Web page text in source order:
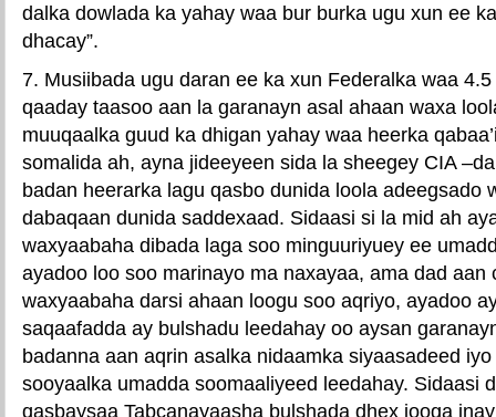
dalka dowlada ka yahay waa bur burka ugu xun ee
dhacay”.
7. Musiibada ugu daran ee ka xun Federalka waa
qaaday taasoo aan la garanayn asal ahaan waxa
muuqaalka guud ka dhigan yahay waa heerka
somalida ah, ayna jideeyeen sida la sheegey CIA
badan heerarka lagu qasbo dunida loola adeegsado
dabaqaan dunida saddexaad. Sidaasi si la mid ah
waxyaabaha dibada laga soo minguuriyuey ee
ayadoo loo soo marinayo ma naxayaa, ama dad aan
waxyaabaha darsi ahaan loogu soo aqriyo, ayadoo
saqaafadda ay bulshadu leedahay oo aysan
badanna aan aqrin asalka nidaamka siyaasadeed
sooyaalka umadda soomaaliyeed leedahay. Sidaasi
qasbaysaa Tabcanayaasha bulshada dhex jooga